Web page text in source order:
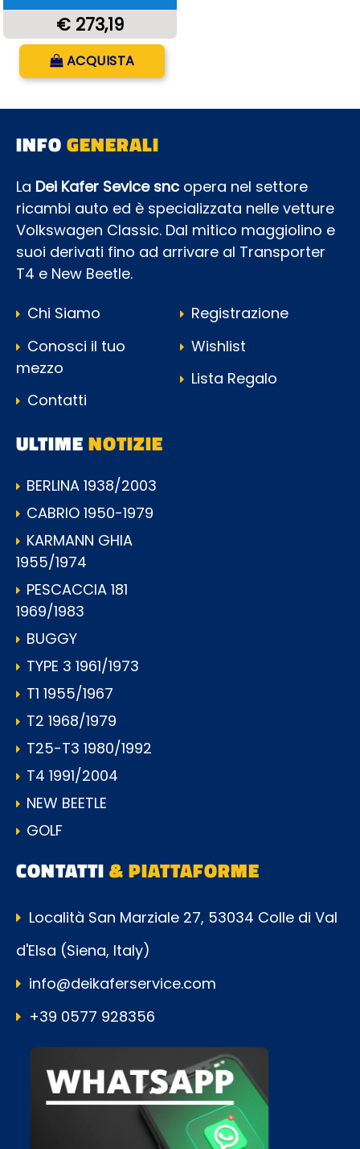
€ 273,19
ACQUISTA
INFOGENERALI
La Dei Kafer Sevice snc opera nel settore
ricambi auto ed è specializzata nelle vetture
Volkswagen Classic. Dal mitico maggiolino e
suoi derivati fino ad arrivare al Transporter
T4 e New Beetle.
Chi Siamo
Conosci il tuo
mezzo
Contatti
Registrazione
Wishlist
Lista Regalo
ULTIMENOTIZIE
BERLINA 1938/2003
CABRIO 1950-1979
KARMANN GHIA
1955/1974
PESCACCIA 181
1969/1983
BUGGY
TYPE 3 1961/1973
T1 1955/1967
T2 1968/1979
T25-T3 1980/1992
T4 1991/2004
NEW BEETLE
GOLF
CONTATTI& PIATTAFORME
Località San Marziale 27, 53034 Colle di Val
d'Elsa (Siena, Italy)
info@deikaferservice.com
+39 0577 928356